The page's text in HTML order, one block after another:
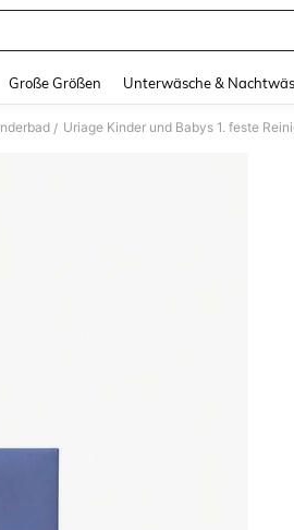
Große Größen Unterwäsche &
/ Uriage Kinder und Babys 1. feste